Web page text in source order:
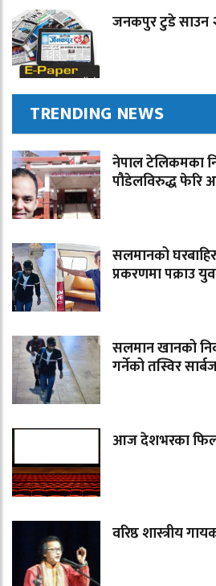
जनकपुर टुडे साउन
TRENDING NEWS
नेपाल टेलिकमका
पौडेलविरुद्ध फेरि
सलमानको
प्रकरणमा पक्राउ
सलमान खानको
गर्नेको तस्विर
आज देशभरका
वरिष्ठ शास्त्रीय